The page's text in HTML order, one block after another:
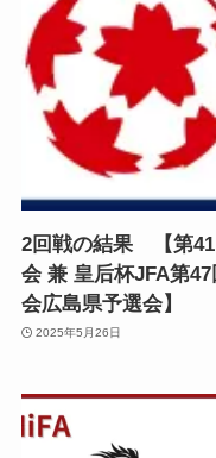
2回戦の結果 【第41
会 兼 皇后杯JFA第
会広島県予選会】
2025年5月26日